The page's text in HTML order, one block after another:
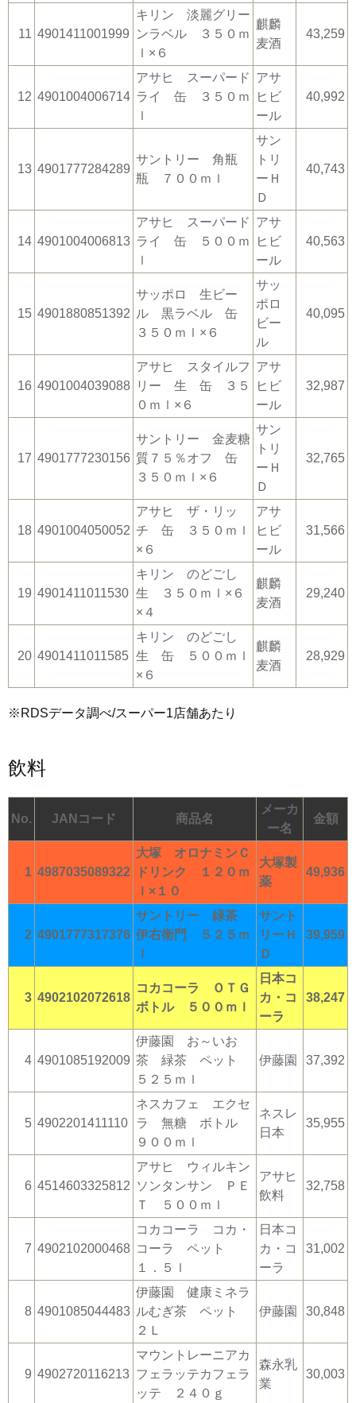
11 4901411001999
キリン 淡麗グリー
ンラベル ３５０ｍ
ｌ×６
麒麟
麦酒
43,259
12 4901004006714
アサヒ スーパード
ライ 缶 ３５０ｍ
ｌ
アサ
ヒビ
ール
40,992
13 4901777284289
サントリー 角瓶
瓶 ７００ｍｌ
サン
トリ
ーＨ
Ｄ
40,743
14 4901004006813
アサヒ スーパード
ライ 缶 ５００ｍ
ｌ
アサ
ヒビ
ール
40,563
15 4901880851392
サッポロ 生ビー
ル 黒ラベル 缶
３５０ｍｌ×６
サッ
ポロ
ビー
ル
40,095
16 4901004039088
アサヒ スタイルフ
リー 生 缶 ３５
０ｍｌ×６
アサ
ヒビ
ール
32,987
17 4901777230156
サントリー 金麦糖
質７５％オフ 缶
３５０ｍｌ×６
サン
トリ
ーＨ
Ｄ
32,765
18 4901004050052
アサヒ ザ・リッ
チ 缶 ３５０ｍｌ
×６
アサ
ヒビ
ール
31,566
19 4901411011530
キリン のどごし
生 ３５０ｍｌ×６
×４
麒麟
麦酒
29,240
20 4901411011585
キリン のどごし
生 缶 ５００ｍｌ
×６
麒麟
麦酒
28,929
※RDSデータ調べ/スーパー1店舗あたり
飲料
No. JANコード 商品名
メーカ
ー名
金額
1 4987035089322
大塚 オロナミンＣ
ドリンク １２０ｍ
ｌ×１０
大塚製
薬
49,936
2 4901777317376
サントリー 緑茶
伊右衛門 ５２５ｍ
ｌ
サント
リーＨ
Ｄ
39,959
3 4902102072618
コカコーラ ＯＴＧ
ボトル ５００ｍｌ
日本コ
カ・コ
ーラ
38,247
4 4901085192009
伊藤園 お～いお
茶 緑茶 ペット
５２５ｍｌ
伊藤園 37,392
5 4902201411110
ネスカフェ エクセ
ラ 無糖 ボトル
９００ｍｌ
ネスレ
日本
35,955
6 4514603325812
アサヒ ウィルキン
ソンタンサン ＰＥ
Ｔ ５００ｍｌ
アサヒ
飲料
32,758
7 4902102000468
コカコーラ コカ・
コーラ ペット
１．５ｌ
日本コ
カ・コ
ーラ
31,002
8 4901085044483
伊藤園 健康ミネラ
ルむぎ茶 ペット
２Ｌ
伊藤園 30,848
9 4902720116213
マウントレーニアカ
フェラッテカフェラ
ッテ ２４０ｇ
森永乳
業
30,003